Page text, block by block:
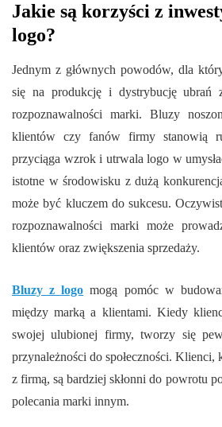
Jakie są korzyści z
logo?
Jednym z głównych powodów, dla
się na produkcję i dystrybucję ubrań
rozpoznawalności marki. Bluzy
klientów czy fanów firmy stanowią
przyciąga wzrok i utrwala logo w
istotne w środowisku z dużą
może być kluczem do sukcesu.
rozpoznawalności marki może
klientów oraz zwiększenia sprzedaży.
Bluzy z logo mogą pomóc w
między marką a klientami. Kiedy
swojej ulubionej firmy, tworzy się
przynależności do społeczności. Klienci,
z firmą, są bardziej skłonni do powrotu
polecania marki innym.